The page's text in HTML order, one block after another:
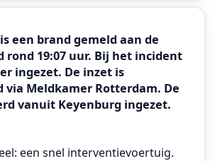
een brand gemeld aan de
rond 19:07 uur. Bij het incident
ingezet. De inzet is
via Meldkamer Rotterdam. De
vanuit Keyenburg ingezet.
een snel interventievoertuig.